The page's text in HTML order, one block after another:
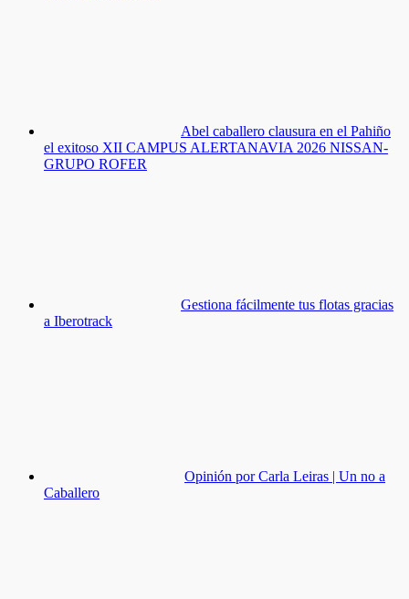
Abel caballero clausura en el Pahiño
el exitoso XII CAMPUS ALERTANAVIA 2026 NISSAN-
GRUPO ROFER
Gestiona fácilmente tus flotas gracias
a Iberotrack
Opinión por Carla Leiras | Un no a
Caballero